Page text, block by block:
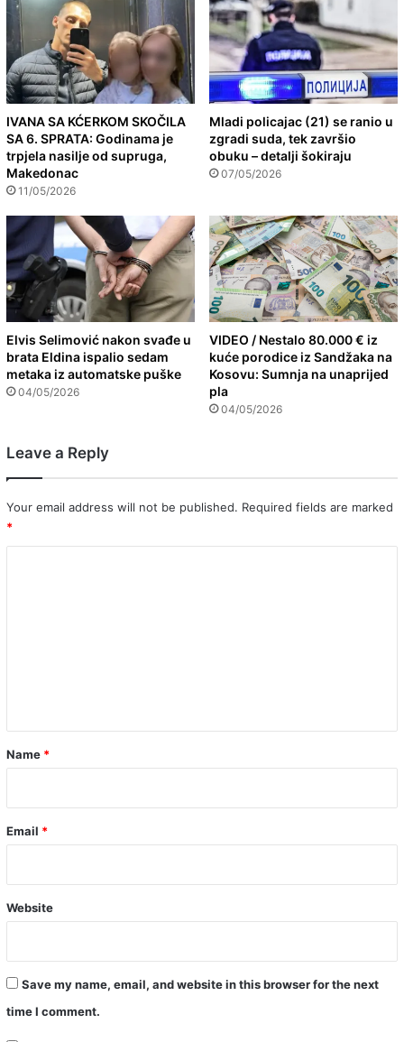
IVANA SA KĆERKOM SKOČILA
SA 6. SPRATA: Godinama je
trpjela nasilje od supruga,
Makedonac
11/05/2026
Mladi policajac (21) se ranio u
zgradi suda, tek završio
obuku – detalji šokiraju
07/05/2026
Elvis Selimović nakon svađe u
brata Eldina ispalio sedam
metaka iz automatske puške
04/05/2026
VIDEO / Nestalo 80.000 € iz
kuće porodice iz Sandžaka na
Kosovu: Sumnja na unaprijed
pla
04/05/2026
Leave a Reply
Your email address will not be published. Required fields are marked
*
*
Name *
Email *
Website
Save my name, email, and website in this browser for the next
time I comment.